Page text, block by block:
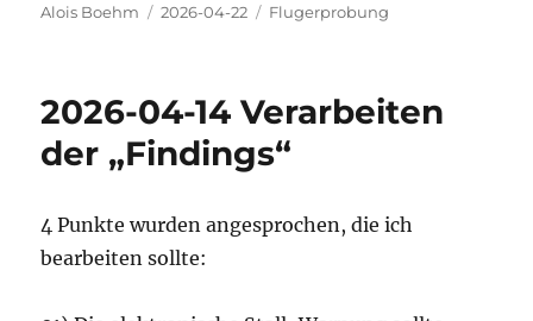
Autor
Alois Boehm
Veröffentlicht
2026-04-22 Kategorien
Flugerprobung
2026-04-14 Verarbeiten
der „Findings“
4 Punkte wurden angesprochen, die ich
bearbeiten sollte: